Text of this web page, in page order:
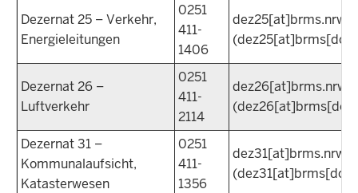
Dezernat 25 – Verkehr,
Energieleitungen
0251
411-
1406
dez25[at]
Dezernat 26 –
Luftverkehr
0251
411-
2114
dez26[at]
Dezernat 31 –
Kommunalaufsicht,
Katasterwesen
0251
411-
1356
dez31[at]